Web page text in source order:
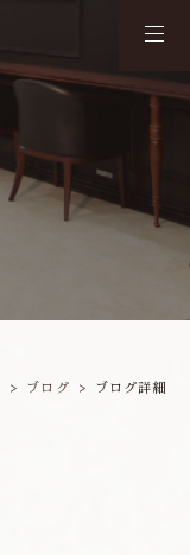
ブログ ブログ詳細